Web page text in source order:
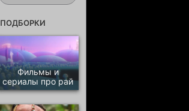
ПОДБОРКИ
Фильмы и
сериалы про рай